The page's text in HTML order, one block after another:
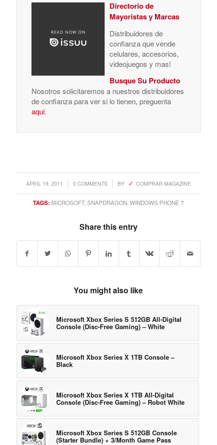
Directorio de
Mayoristas y Marcas
Distribuidores de
confianza que vende
celulares, accesorios,
videojuegos y mas!
Busque Su Producto
Nosotros solicitaremos a nuestros distribuidores
de confianza para ver si lo tienen, preguenta
aqui.
APRIL 19, 2011
/ 0 COMMENTS
/ BY COMPRAR MAGAZINE
TAGS: MICROSOFT, SNAPDRAGON, WINDOWS PHONE 7
Share this entry
You might also like
Microsoft Xbox Series S 512GB All-Digital
Console (Disc-Free Gaming) – White
Microsoft Xbox Series X 1TB Console –
Black
Microsoft Xbox Series X 1TB All-Digital
Console (Disc-Free Gaming) – Robot White
Microsoft Xbox Series S 512GB Console
(Starter Bundle) + 3/Month Game Pass